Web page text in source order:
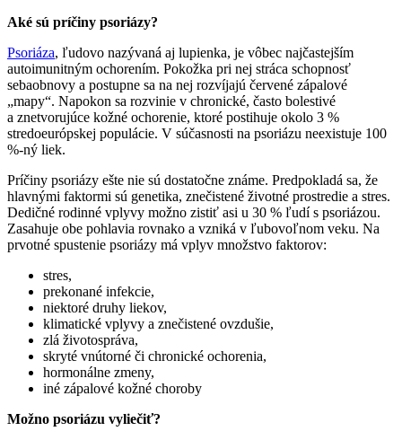
Aké sú príčiny psoriázy?
Psoriáza, ľudovo nazývaná aj lupienka, je vôbec najčastejším
autoimunitným ochorením. Pokožka pri nej stráca schopnosť
sebaobnovy a postupne sa na nej rozvíjajú červené zápalové
„mapy“. Napokon sa rozvinie v chronické, často bolestivé
a znetvorujúce kožné ochorenie, ktoré postihuje okolo 3 %
stredoeurópskej populácie. V súčasnosti na psoriázu neexistuje 100
%-ný liek.
Príčiny psoriázy ešte nie sú dostatočne známe. Predpokladá sa, že
hlavnými faktormi sú genetika, znečistené životné prostredie a stres.
Dedičné rodinné vplyvy možno zistiť asi u 30 % ľudí s psoriázou.
Zasahuje obe pohlavia rovnako a vzniká v ľubovoľnom veku. Na
prvotné spustenie psoriázy má vplyv množstvo faktorov:
stres,
prekonané infekcie,
niektoré druhy liekov,
klimatické vplyvy a znečistené ovzdušie,
zlá životospráva,
skryté vnútorné či chronické ochorenia,
hormonálne zmeny,
iné zápalové kožné choroby
Možno psoriázu vyliečiť?